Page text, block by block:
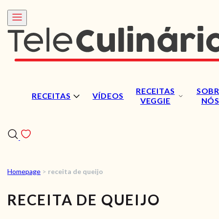
RECEITAS VÍDEOS
RECEITAS
VEGGIE
NÓS
RECEITAS
VÍDEOS
Homepage > receita de queijo
RECEITA DE QUEIJO